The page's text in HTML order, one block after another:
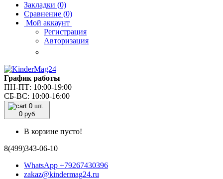
Закладки (0)
Сравнение (0)
Мой аккаунт
Регистрация
Авторизация
График работы
ПН-ПТ: 10:00-19:00
СБ-ВС: 10:00-16:00
0 шт.
0 руб
В корзине пусто!
8(499)343-06-10
WhatsApp +79267430396
zakaz@kindermag24.ru